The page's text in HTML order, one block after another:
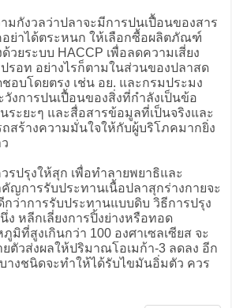
กังวลว่าปลาจะมีการปนเปื้อนของสาร
ย่าได้ตระหนก ให้เลือกซื้อผลิตภัณฑ์
วยระบบ HACCP เพื่อลดความเสี่ยง
รอท อย่างไรก็ตามในส่วนของปลาสด
อบโดยตรง เช่น อย. และกรมประมง
วังการปนเปื้อนของสิ่งที่กำลังเป็นข้อ
ระยะๆ และสื่อสารข้อมูลที่เป็นจริงและ
ถสร้างความมั่นใจให้กับผู้บริโภคมากยิ่ง
รปรุงให้สุก เพื่อทำลายพยาธิและ
ญการรับประทานเนื้อปลาสุกร่างกายจะ
ว่าการรับประทานแบบดิบ วิธีการปรุง
ง หลีกเลี่ยงการปิ้งย่างหรือทอด
มิที่สูงเกินกว่า 100 องศาเซลเซียส จะ
ยตัวส่งผลให้ปริมาณโอเมก้า-3 ลดลง อีก
างชนิดจะทำให้ได้รับไขมันอิ่มตัว ควร